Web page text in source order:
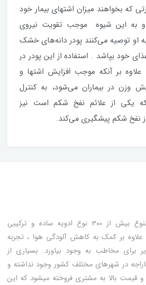
که بخواهند میزان اشتهای بیمار خود
و به این شیوه موجب تقویت نیروی
او توصیه می‌کنند پودر دانه‌های خشک
خود بپاشد . استفاده از این پودر در
بر آنکه موجب افزایش اشتها و
وزن در بیماران می‌شود، به کنترل
یکی از علائم نفخ شکم است نیز
نفخ شکم پیشگیری می‌کند.
فروشگاه مهاراجه با تنوع بیش از 300 نوع ادویه ساده و ترکیبی
بر کمک به کاهش آلودگی هوا ، تجربه
برای مخاطب به وجود بیاورد. بسیاری از
در شهرهای مختلف کشور وجود نداشته و
و قیمت بالا به مشتری فروخته میشود که این